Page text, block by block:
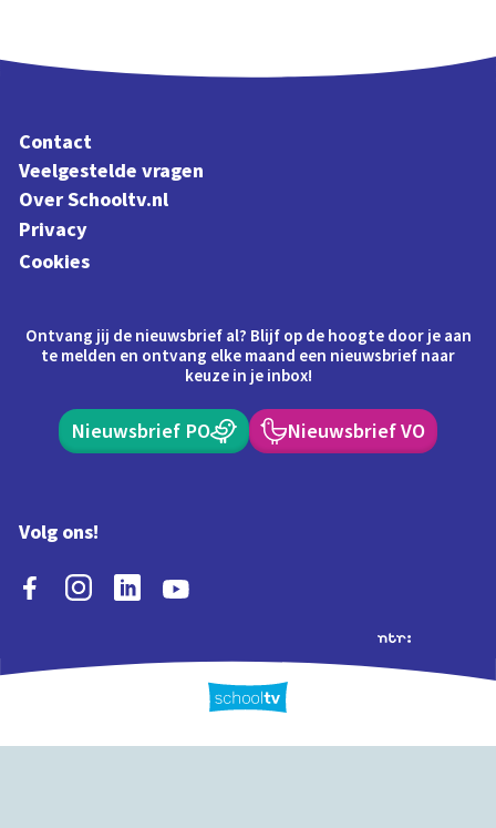
Contact
Veelgestelde vragen
Over Schooltv.nl
Privacy
Cookies
Ontvang jij de nieuwsbrief al? Blijf op de hoogte door je aan
te melden en ontvang elke maand een nieuwsbrief naar
keuze in je inbox!
Nieuwsbrief PO Nieuwsbrief VO
Volg ons!